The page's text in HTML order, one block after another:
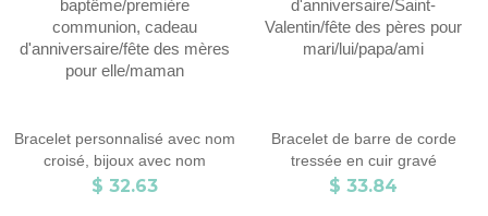
Bracelet personnalisé avec nom
croisé, bijoux avec nom
d'écriture manuscrite en argent
$ 32.63
Bracelet de barre de corde
tressée en cuir gravé
personnalisé, bracelet de nom
$ 33.84